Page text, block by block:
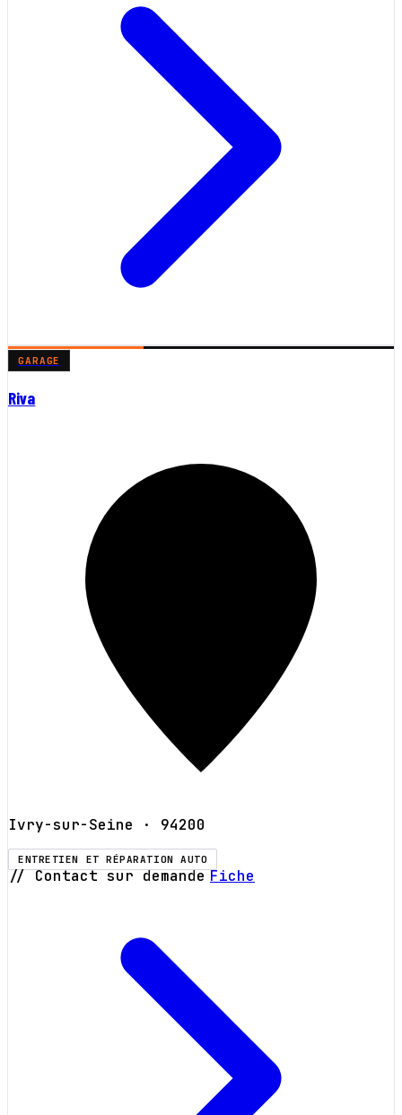
GARAGE
Riva
Ivry-sur-Seine · 94200
ENTRETIEN ET RÉPARATION AUTO
// Contact sur demande Fiche